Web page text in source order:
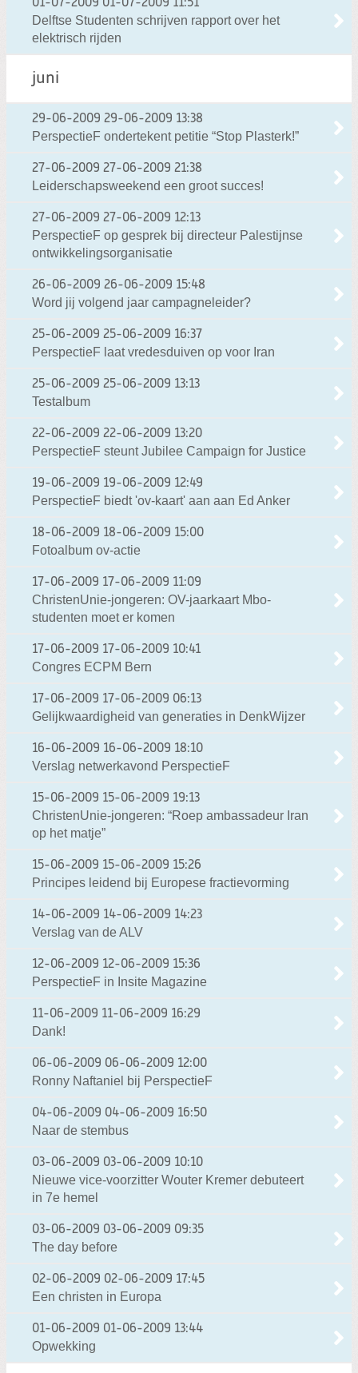
01-07-2009 01-07-2009 11:51
Delftse Studenten schrijven rapport over het
elektrisch rijden
juni
29-06-2009 29-06-2009 13:38
PerspectieF ondertekent petitie “Stop Plasterk!”
27-06-2009 27-06-2009 21:38
Leiderschapsweekend een groot succes!
27-06-2009 27-06-2009 12:13
PerspectieF op gesprek bij directeur Palestijnse
ontwikkelingsorganisatie
26-06-2009 26-06-2009 15:48
Word jij volgend jaar campagneleider?
25-06-2009 25-06-2009 16:37
PerspectieF laat vredesduiven op voor Iran
25-06-2009 25-06-2009 13:13
Testalbum
22-06-2009 22-06-2009 13:20
PerspectieF steunt Jubilee Campaign for Justice
19-06-2009 19-06-2009 12:49
PerspectieF biedt 'ov-kaart' aan aan Ed Anker
18-06-2009 18-06-2009 15:00
Fotoalbum ov-actie
17-06-2009 17-06-2009 11:09
ChristenUnie-jongeren: OV-jaarkaart Mbo-
studenten moet er komen
17-06-2009 17-06-2009 10:41
Congres ECPM Bern
17-06-2009 17-06-2009 06:13
Gelijkwaardigheid van generaties in DenkWijzer
16-06-2009 16-06-2009 18:10
Verslag netwerkavond PerspectieF
15-06-2009 15-06-2009 19:13
ChristenUnie-jongeren: “Roep ambassadeur Iran
op het matje”
15-06-2009 15-06-2009 15:26
Principes leidend bij Europese fractievorming
14-06-2009 14-06-2009 14:23
Verslag van de ALV
12-06-2009 12-06-2009 15:36
PerspectieF in Insite Magazine
11-06-2009 11-06-2009 16:29
Dank!
06-06-2009 06-06-2009 12:00
Ronny Naftaniel bij PerspectieF
04-06-2009 04-06-2009 16:50
Naar de stembus
03-06-2009 03-06-2009 10:10
Nieuwe vice-voorzitter Wouter Kremer debuteert
in 7e hemel
03-06-2009 03-06-2009 09:35
The day before
02-06-2009 02-06-2009 17:45
Een christen in Europa
01-06-2009 01-06-2009 13:44
Opwekking